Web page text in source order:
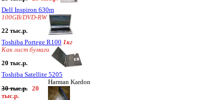
Dell Inspiron 630m
100GB/DVD-RW
22 тыс.р.
Toshiba Portege R100 1кг
Как лист бумаги
20 тыс.р.
Toshiba Satellite 5205
Harman Kardon
30 тыс.р.
20
тыс.р.